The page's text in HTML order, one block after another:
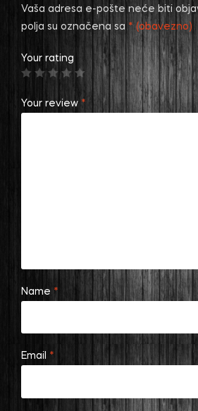
Vaša adresa e-pošte neće biti
polja su označena sa * (obavezno)
Your rating
Your review *
Name *
Email *